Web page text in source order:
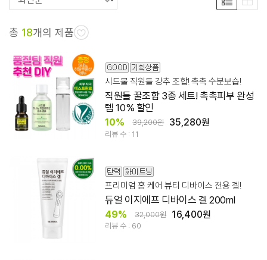
총 18개의 제품
시드물 직원들 강추 조합! 촉촉 수분보습!
직원들 꿀조합 3종 세트! 촉촉피부 완성
템 10% 할인
10% 39,200원 35,280원
리뷰 수 : 11
프리미엄 홈 케어 뷰티 디바이스 전용 겔!
듀얼 이지에프 디바이스 겔 200ml
49% 32,000원 16,400원
리뷰 수 : 60